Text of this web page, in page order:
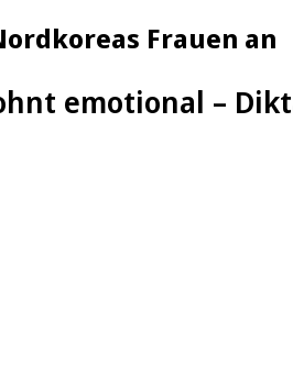
Frauen an
emotional –